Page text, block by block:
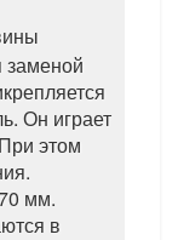
заменой
Он играет
этом
мм.
в